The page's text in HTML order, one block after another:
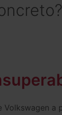
Volkswagen a